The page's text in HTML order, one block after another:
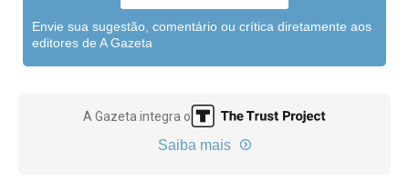
Envie sua sugestão, comentário ou crítica diretamente aos
editores de A Gazeta
A Gazeta integra o
Saiba mais